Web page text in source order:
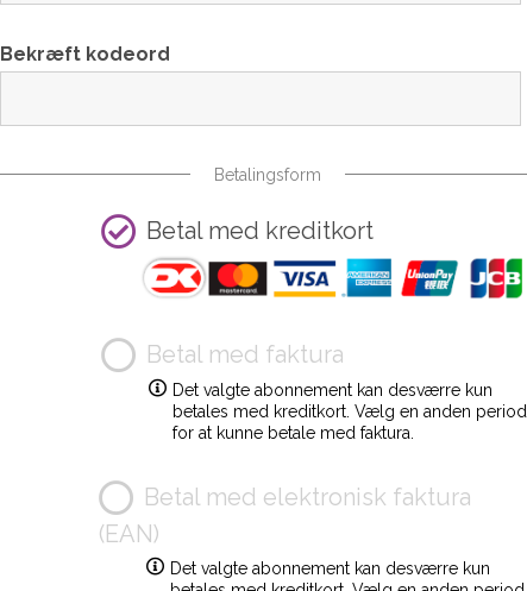
Bekræft kodeord
Betalingsform
Betal med kreditkort
Betal med faktura
Det valgte abonnement kan desværre kun
betales med kreditkort. Vælg en anden period
for at kunne betale med faktura.
Betal med elektronisk faktura
(EAN)
Det valgte abonnement kan desværre kun